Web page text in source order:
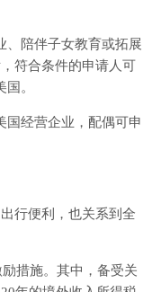
、陪伴子女教育或拓展
符合条件的申请人可
。
国经营企业，配偶可申
行便利，也关系到全
措施。其中，备受关